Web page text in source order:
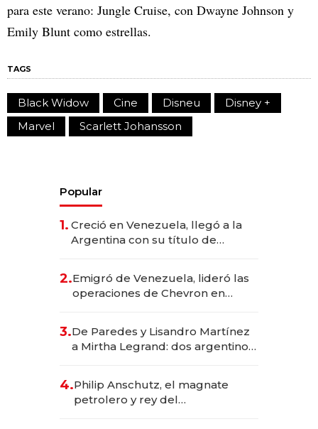
para este verano: Jungle Cruise, con Dwayne Johnson y
Emily Blunt como estrellas.
TAGS
Black Widow Cine Disneu
Disney +
Marvel
Scarlett Johansson
Popular
1. Creció en Venezuela, llegó a la
Argentina con su título de
las marcas "fast premium"
2.Emigró de Venezuela, lideró las
operaciones de Chevron en
3.De Paredes y Lisandro Martínez
a Mirtha Legrand: dos argentinos
4.Philip Anschutz, el magnate
petrolero y rey del